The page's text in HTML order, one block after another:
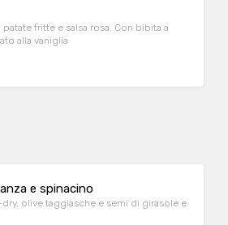
fritte e salsa rosa. Con bibita a
alla vaniglia
e spinacino
olive taggiasche e semi di girasole e